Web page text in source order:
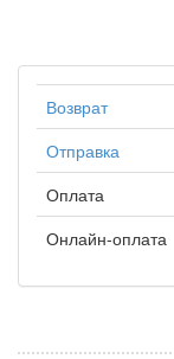
Возврат
Отправка
Оплата
Онлайн-оплата